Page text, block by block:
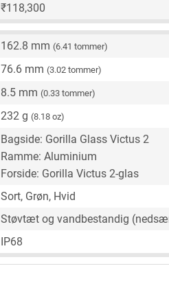
₹118,300
162.8 mm (6.41 tommer)
76.6 mm (3.02 tommer)
8.5 mm (0.33 tommer)
232 g (8.18 oz)
Bagside: Gorilla Glass Victus 2
Ramme: Aluminium
Forside: Gorilla Victus 2-glas
Sort, Grøn, Hvid
Støvtæt og vandbestandig
IP68